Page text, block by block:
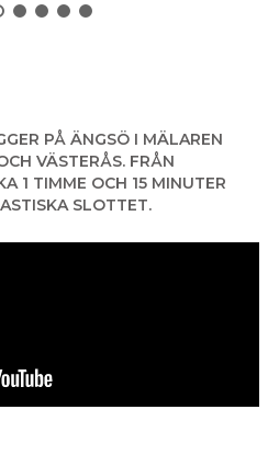
PÅ ÄNGSÖ I MÄLAREN
VÄSTERÅS. FRÅN
1 TIMME OCH 15 MINUTER
SLOTTET.